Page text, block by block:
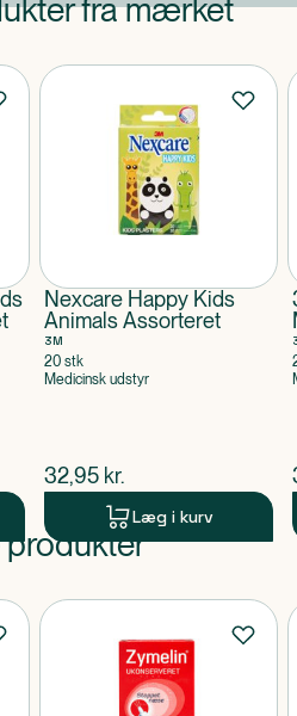
fra mærket
Nexcare Happy Kids
Animals Assorteret
3M
20 stk
Medicinsk udstyr
$nuværende pris
32,95 kr.
Læg i kurv
produkter